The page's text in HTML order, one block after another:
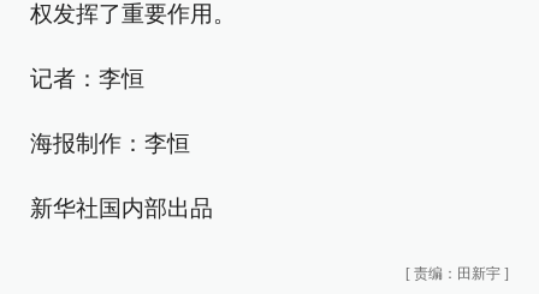
权发挥了重要作用。
记者：李恒
海报制作：李恒
新华社国内部出品
[ 责编：田新宇 ]